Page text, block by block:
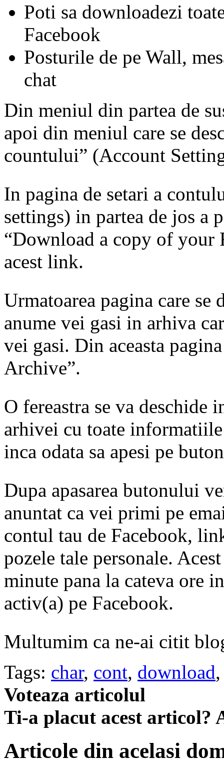
Poti sa downloadezi
Facebook
Posturile de pe Wall,
chat
Din meniul din partea de
apoi din meniul care se
countului” (Account
In pagina de setari a
settings) in partea de jos
“Download a copy of your
acest link.
Urmatoarea pagina care se
anume vei gasi in arhiva
vei gasi. Din aceasta
Archive”.
O fereastra se va deschide
arhivei cu toate
inca odata sa apesi pe
Dupa apasarea butonului
anuntat ca vei primi pe
contul tau de Facebook,
pozele tale personale.
minute pana la cateva ore
activ(a) pe Facebook.
Multumim ca ne-ai citit
Tags: char, cont, download
Voteaza articolul
Ti-a placut acest articol?
Articole din acelasi